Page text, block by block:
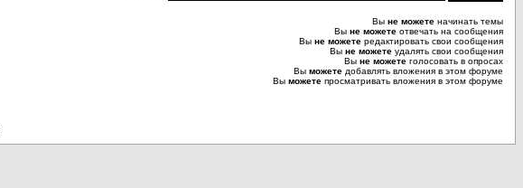
Вы не можете начинать темы
Вы не можете отвечать на сообщения
Вы не можете редактировать свои сообщения
Вы не можете удалять свои сообщения
Вы не можете голосовать в опросах
Вы можете добавлять вложения в этом форуме
Вы можете просматривать вложения в этом форуме